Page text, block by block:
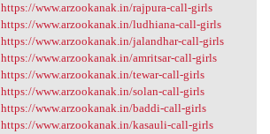
https://www.arzookanak.in/rajpura-call-girls
https://www.arzookanak.in/ludhiana-call-girls
https://www.arzookanak.in/jalandhar-call-girls
https://www.arzookanak.in/amritsar-call-girls
https://www.arzookanak.in/tewar-call-girls
https://www.arzookanak.in/solan-call-girls
https://www.arzookanak.in/baddi-call-girls
https://www.arzookanak.in/kasauli-call-girls